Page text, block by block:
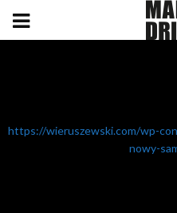
https://wieruszewski.com/wp-
nowy-